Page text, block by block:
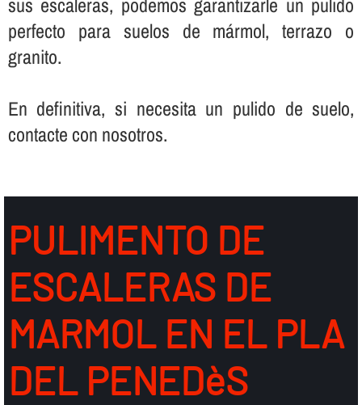
perfecto para suelos de mármol, terrazo o
granito.
En definitiva, si necesita un pulido de suelo,
contacte con nosotros.
PULIMENTO DE
ESCALERAS DE
MARMOL EN EL PLA
DEL PENEDèS